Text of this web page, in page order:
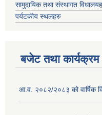
सामुदायिक तथा संस्थागत
पर्यटकीय स्थलहरु
बजेट तथा कार्यक्रम
आ.व. २०८२/२०८३ को वार्षिक